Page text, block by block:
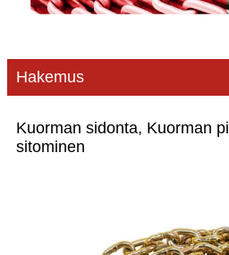
Hakemus
Kuorman sidonta, Kuorman
sitominen